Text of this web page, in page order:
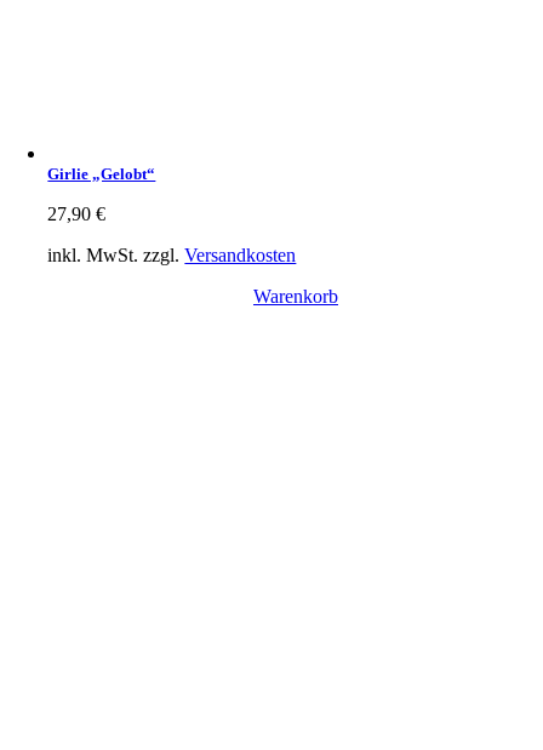
Girlie „Gelobt“
27,90€
inkl. MwSt. zzgl.Versandkosten
Warenkorb